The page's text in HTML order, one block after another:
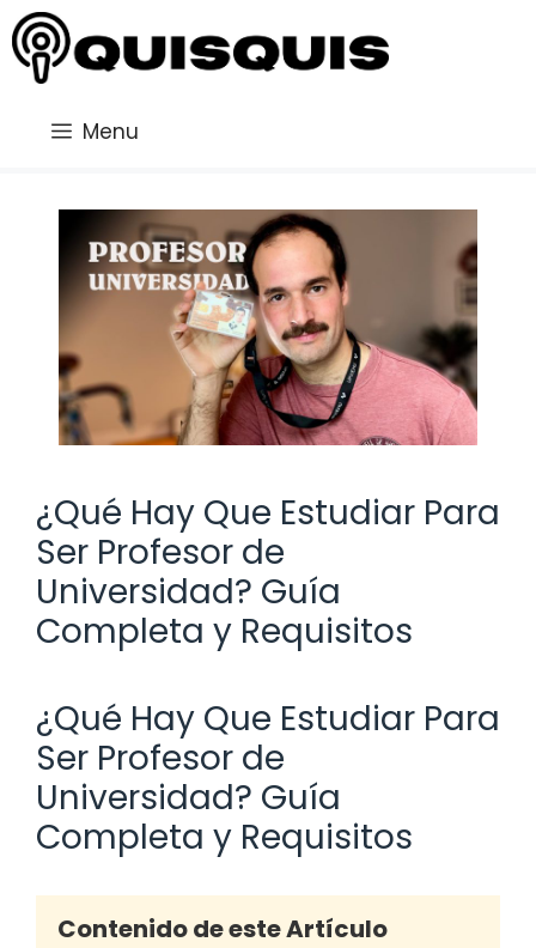
Saltar
al
contenido
Menu
¿Qué Hay Que Estudiar Para
Ser Profesor de
Universidad? Guía
Completa y Requisitos
¿Qué Hay Que Estudiar Para
Ser Profesor de
Universidad? Guía
Completa y Requisitos
Contenido de este Artículo